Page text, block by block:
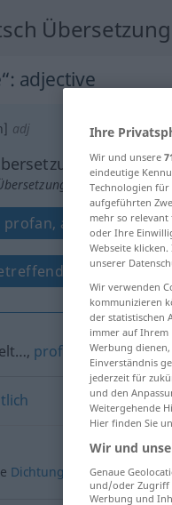
Übersetzung
: adjective
adj
anklicken/
alltäglich
Horizont…
profan alltäglich
Dichtung
Ihre
Wir und unsere
eindeutige
Technologien für
aufgeführten
mehr so
oder Ihre
Webseite
unserer
Wir verwenden
kommunizieren
der statistischen
immer auf Ihrem
Werbung
Einverständnis
jederzeit für
und den
Weitergehende
Hier finden Sie
Wir und
Genaue
und/oder Zugriff
Werbung und